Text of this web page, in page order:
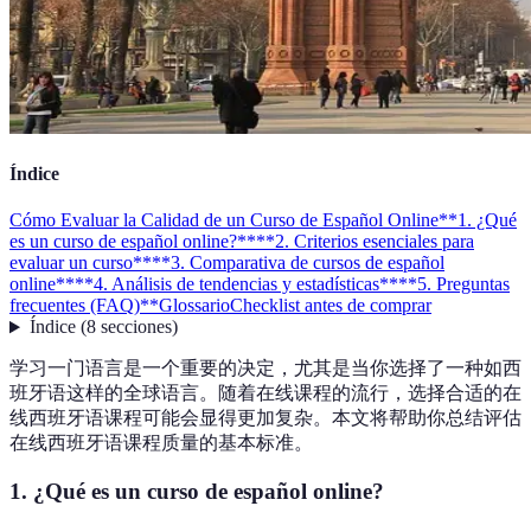
Índice
Cómo Evaluar la Calidad de un Curso de Español Online**1. ¿Qué
es un curso de español online?****2. Criterios esenciales para
evaluar un curso****3. Comparativa de cursos de español
online****4. Análisis de tendencias y estadísticas****5. Preguntas
frecuentes (FAQ)**GlossarioChecklist antes de comprar
Índice(8 secciones)
学习一门语言是一个重要的决定，尤其是当你选择了一种如西
班牙语这样的全球语言。随着在线课程的流行，选择合适的在
线西班牙语课程可能会显得更加复杂。本文将帮助你总结评估
在线西班牙语课程质量的基本标准。
1. ¿Qué es un curso de español online?